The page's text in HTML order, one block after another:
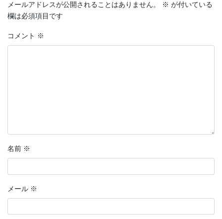
メールアドレスが公開されることはありません。 ※ が付いている
欄は必須項目です
コメント ※
名前 ※
メール ※